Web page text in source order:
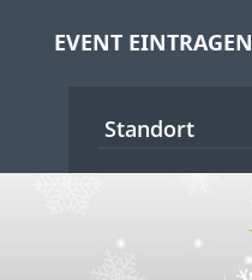
EVENT EINTRAGEN
Standort